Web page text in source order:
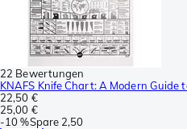
22 Bewertungen
KNAFS Knife Chart: A Modern Guide
22,50 €
25,00 €
-10 %Spare 2,50